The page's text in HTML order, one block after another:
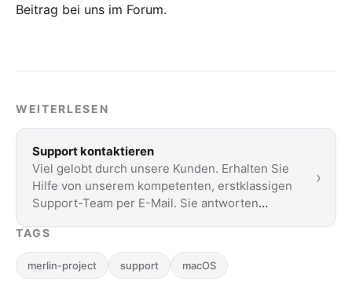
Beitrag bei uns im Forum.
WEITERLESEN
Support kontaktieren
Viel gelobt durch unsere Kunden. Erhalten Sie
Hilfe von unserem kompetenten, erstklassigen
Support-Team per E-Mail. Sie antworten
›
TAGS
merlin-project support macOS